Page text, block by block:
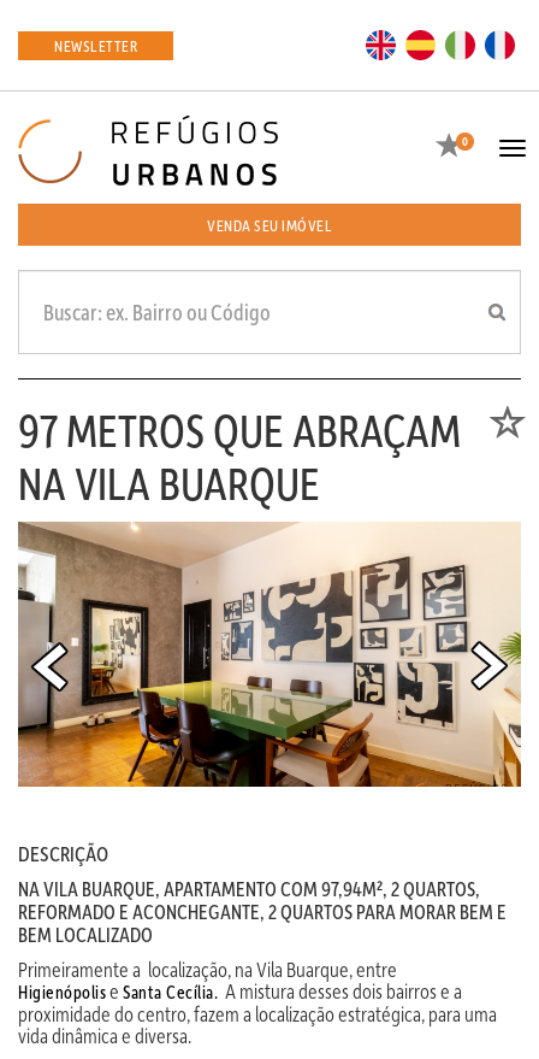
NEWSLETTER EN ES
Favoritos
0
VENDA SEU IMÓVEL
97 METROS QUE ABRAÇAM
NA VILA BUARQUE
DESCRIÇÃO
NA VILA BUARQUE, APARTAMENTO COM 97,94M², 2 QUARTOS,
REFORMADO E ACONCHEGANTE, 2 QUARTOS PARA MORAR BEM E
BEM LOCALIZADO
Primeiramente a localização, na Vila Buarque, entre
Higienópolise Santa Cecília. A mistura desses dois bairros e a
proximidade do centro, fazem a localização estratégica, para uma
vida dinâmica e diversa.